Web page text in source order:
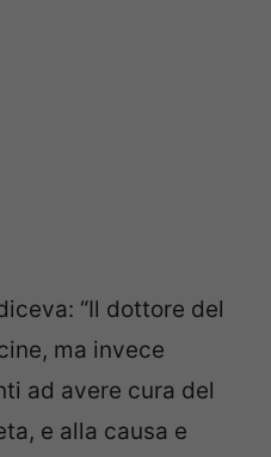
“Il dottore del
ma invece
ad avere cura del
e alla causa e